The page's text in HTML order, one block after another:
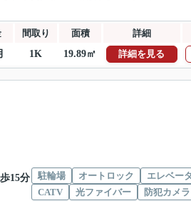
間取り 面積 詳細
1K 19.89㎡ 詳細を見る
15分
駐輪場 オートロック
エレベー
CATV
光ファイバー 防犯カメラ